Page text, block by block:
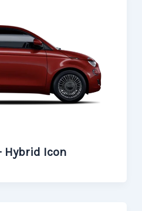
Hybrid Icon